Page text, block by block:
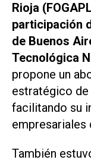
Rioja
participación
de Buenos
Tecnológica
propone un
estratégico
facilitando su
empresariales
También